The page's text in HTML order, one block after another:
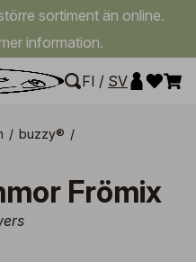
sortiment än online.
information.
FI / SV
/ buzzy® /
Frömix